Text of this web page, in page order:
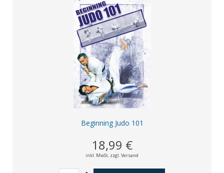
Beginning Judo 101
18,99 €
inkl. MwSt, zzgl. Versand